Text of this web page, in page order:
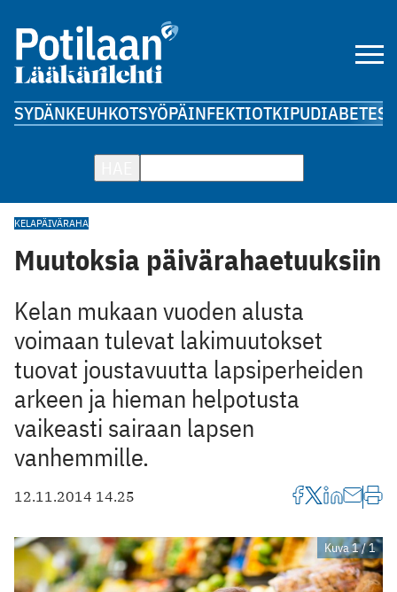
SYDÄNKEUHKOTSYÖPÄINFEKTIOTKIPUDIABETES
KELAPÄIVÄRAHA
Muutoksia päivärahaetuuksiin
Kelan mukaan vuoden alusta
voimaan tulevat lakimuutokset
tuovat joustavuutta lapsiperheiden
arkeen ja hieman helpotusta
vaikeasti sairaan lapsen
vanhemmille.
12.11.2014 14.25
Kuva 1 / 1